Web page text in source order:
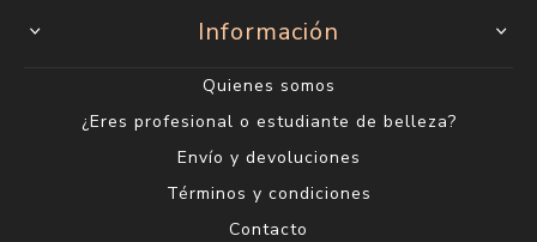
Información
Quienes somos
¿Eres profesional o estudiante de belleza?
Envío y devoluciones
Términos y condiciones
Contacto